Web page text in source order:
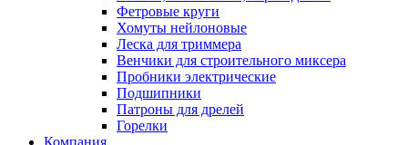
Фетровые круги
Хомуты нейлоновые
Леска для триммера
Венчики для строительного миксера
Пробники электрические
Подшипники
Патроны для дрелей
Горелки
Компания